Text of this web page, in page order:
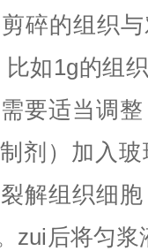
碎的组织
如1g的组
要适当调
剂）加入
解组织细
zui后将匀浆